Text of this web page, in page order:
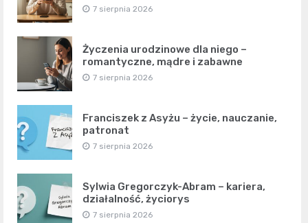
7 sierpnia 2026
Życzenia urodzinowe dla niego –
romantyczne, mądre i zabawne
7 sierpnia 2026
Franciszek z Asyżu – życie, nauczanie,
patronat
7 sierpnia 2026
Sylwia Gregorczyk-Abram – kariera,
działalność, życiorys
7 sierpnia 2026